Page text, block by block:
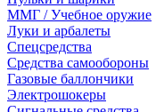
ММГ / Учебное оружие
Луки и арбалеты
Спецсредства
Средства самообороны
Газовые баллончики
Электрошокеры